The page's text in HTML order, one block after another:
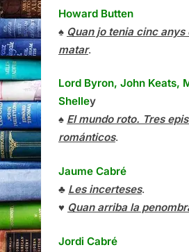
Howard Butten
♠ Quan jo tenia cinc anys
matar.
Lord Byron, John Keats,
Shelley
♠ El mundo roto. Tres
románticos.
Jaume Cabré
♣ Les incerteses.
♥ Quan arriba la
Jordi Cabré